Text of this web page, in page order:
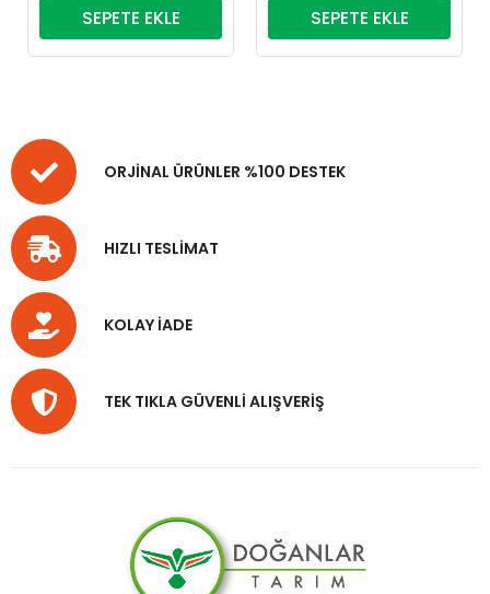
SEPETE EKLE SEPETE EKLE
ORJİNAL ÜRÜNLER %100 DESTEK
HIZLI TESLİMAT
KOLAY İADE
TEK TIKLA GÜVENLİ ALIŞVERİŞ